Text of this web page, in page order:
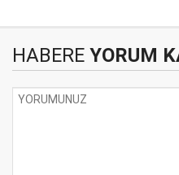
HABERE YORUM